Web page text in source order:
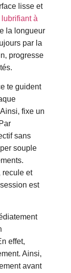
lisse et
lubrifiant à
la longueur
par la
progresse
te guident
fixe un
sans
souple
recule et
est
effet,
Ainsi,
avant